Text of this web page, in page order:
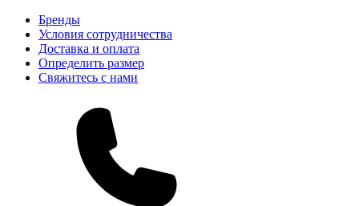
Бренды
Условия сотрудничества
Доставка и оплата
Определить размер
Свяжитесь с нами